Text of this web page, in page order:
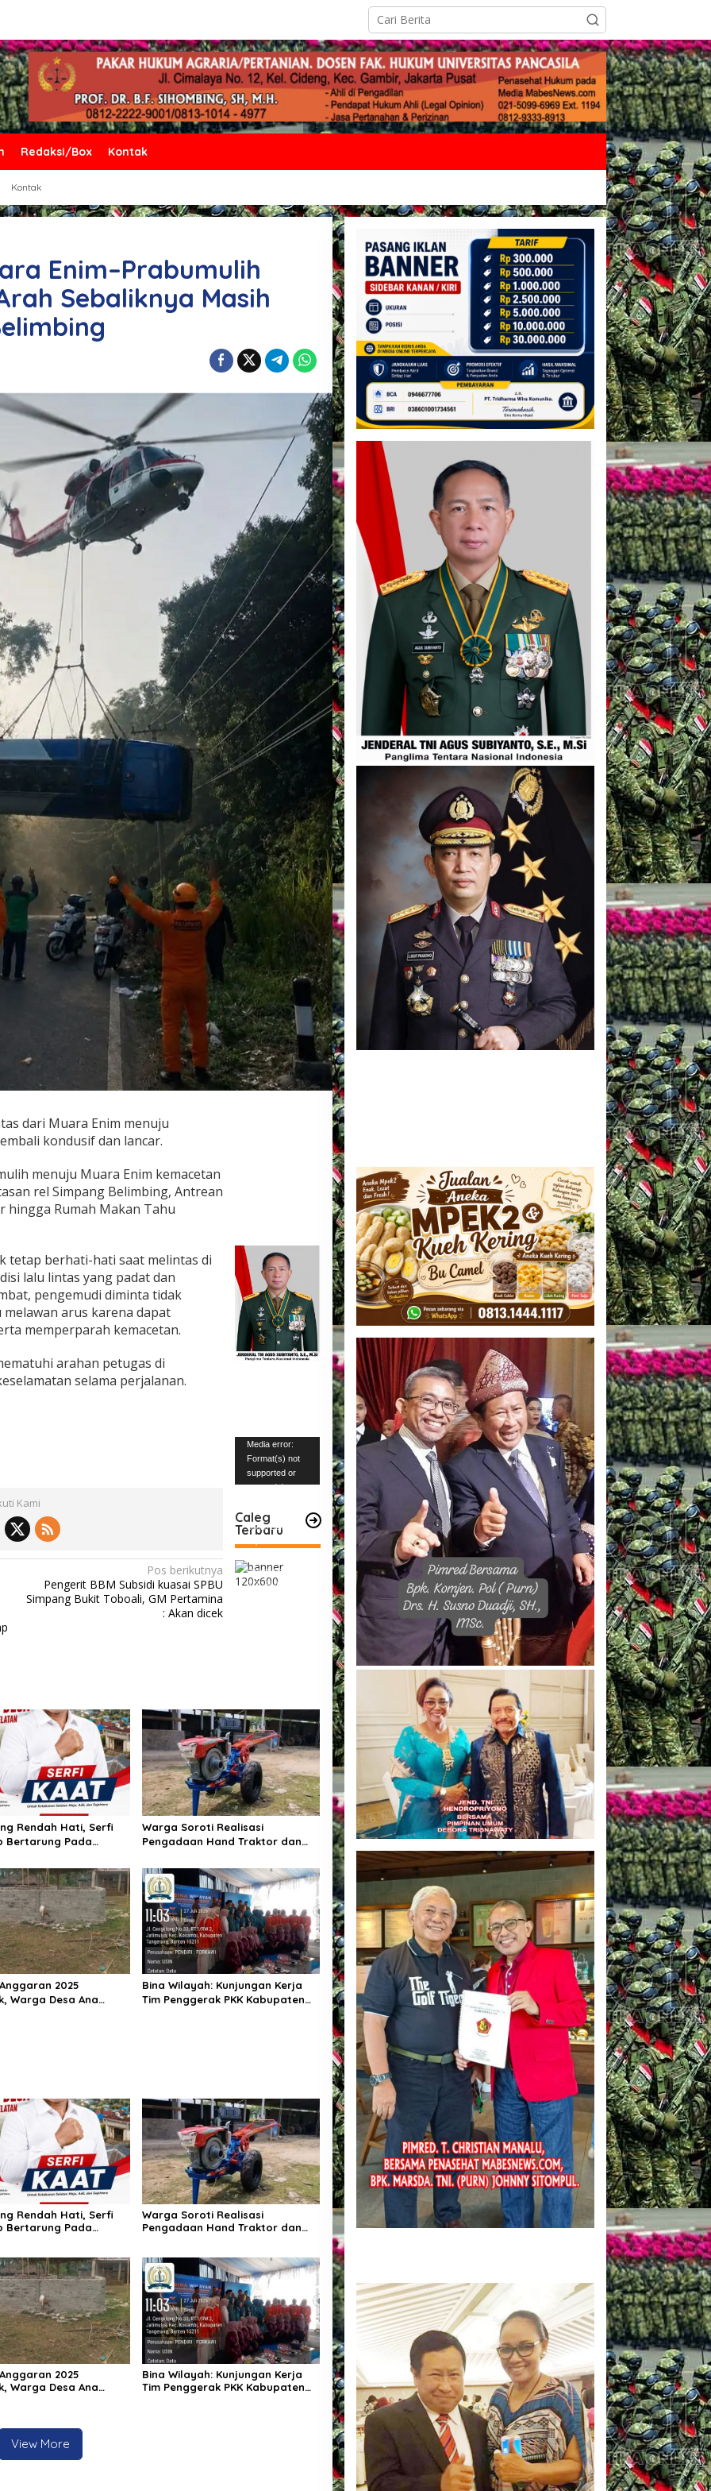
Redaksi/Box Kontak
Kontak
Enim–Prabumulih
Sebaliknya Masih
dari Muara Enim menuju
kondusif dan lancar.
menuju Muara Enim kemacetan
rel Simpang Belimbing, Antrean
hingga Rumah Makan Tahu
tetap berhati-hati saat melintas di
lalu lintas yang padat dan
pengemudi diminta tidak
arus karena dapat
memperparah kemacetan.
arahan petugas di
selama perjalanan.
Kami
Pos berikutnya
Pengerit BBM Subsidi kuasai SPBU
Simpang Bukit Toboali, GM Pertamina
: Akan dicek
Pemutar
Video
Media error:
Format(s) not
supported or
source(s) not
Unduh Berkas:
content/uploads/2
023/12/VID-
Caleg
Terbaru
Rendah Hati, Serfi
Bertarung Pada
Selatan
Warga Soroti Realisasi
Pengadaan Hand Traktor dan
Wela
2025
Warga Desa Ana
Bina Wilayah: Kunjungan Kerja
Tim Penggerak PKK Kabupaten
Rendah Hati, Serfi
Bertarung Pada
Warga Soroti Realisasi
Pengadaan Hand Traktor dan
2025
Warga Desa Ana
Bina Wilayah: Kunjungan Kerja
Tim Penggerak PKK Kabupaten
View More